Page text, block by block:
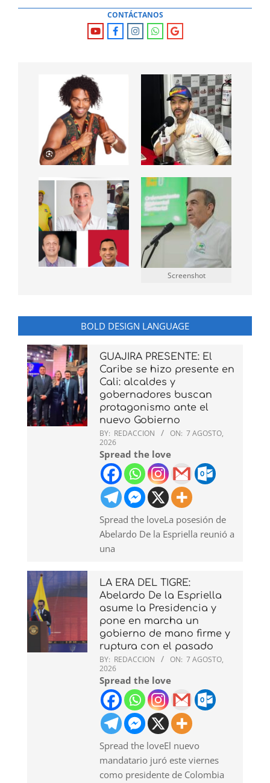
CONTÁCTANOS
Screenshot
BOLD DESIGN LANGUAGE
GUAJIRA PRESENTE: El
Caribe se hizo presente en
Cali: alcaldes y
gobernadores buscan
protagonismo ante el
nuevo Gobierno
BY: REDACCION ON: 7 AGOSTO,
2026
Spread the love
Spread the loveLa posesión de
Abelardo De la Espriella reunió a
una
LA ERA DEL TIGRE:
Abelardo De la Espriella
asume la Presidencia y
pone en marcha un
gobierno de mano firme y
ruptura con el pasado
BY: REDACCION ON: 7 AGOSTO,
2026
Spread the love
Spread the loveEl nuevo
mandatario juró este viernes
como presidente de Colombia